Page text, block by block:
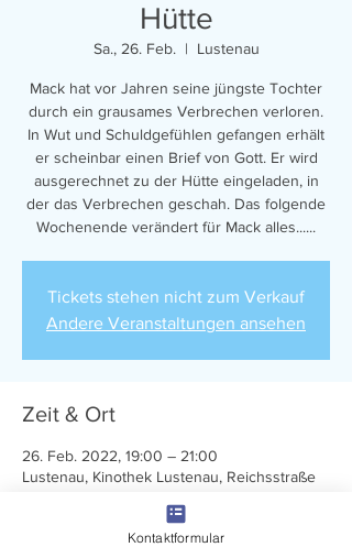
Hütte
Sa., 26. Feb.
  |
Lustenau
Mack hat vor Jahren seine jüngste Tochter
durch ein grausames Verbrechen verloren.
In Wut und Schuldgefühlen gefangen erhält
er scheinbar einen Brief von Gott. Er wird
ausgerechnet zu der Hütte eingeladen, in
der das Verbrechen geschah. Das folgende
Wochenende verändert für Mack alles......
Tickets stehen nicht zum Verkauf
Andere Veranstaltungen ansehen
Zeit & Ort
26. Feb. 2022, 19:00 – 21:00
Lustenau, Kinothek Lustenau, Reichsstraße
Kontaktformular